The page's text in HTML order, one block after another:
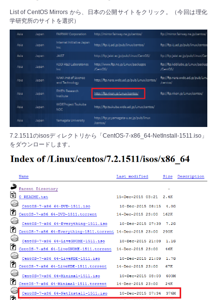
List of CentOS Mirrors から、日本の公開サイトをクリック。（今回は理化
学研究所のサイトを選択）
7.2.1511のisosディレクトリから「CentOS-7-x86_64-NetInstall-1511.iso」
をダウンロードします。